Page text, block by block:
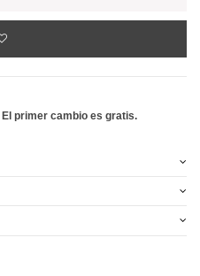
El primer cambio es gratis.